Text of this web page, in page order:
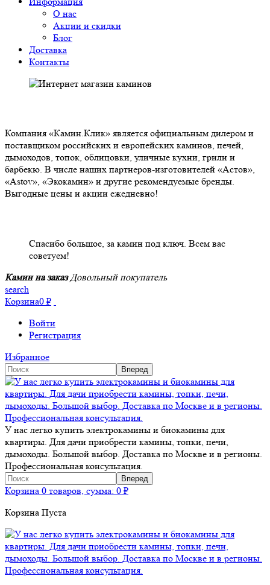
О нас
Акции и скидки
Блог
Доставка
Контакты
Компания «Камин.Клик» является официальным дилером и
поставщиком российских и европейских каминов, печей,
дымоходов, топок, облицовки, уличные кухни, грили и
барбекю. В числе наших партнеров-изготовителей «Астов»,
«Astov», «Экокамин» и другие рекомендуемые бренды.
Выгодные цены и акции ежедневно!
Спасибо большое, за камин под ключ. Всем вас
советуем!
Камин на заказ Довольный покупатель
search
Корзина0 ₽
Войти
Регистрация
Избранное
У нас легко купить электрокамины и биокамины для
квартиры. Для дачи приобрести камины, топки, печи,
дымоходы. Большой выбор. Доставка по Москве и в регионы.
Профессиональная консультация.
Корзина 0 товаров, сумма: 0 ₽
Корзина Пуста